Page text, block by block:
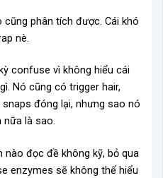
phân tích được. Cái khó
nè.
confuse vì không hiểu cái
Nó cũng có trigger hair,
đóng lại, nhưng sao nó
nữa là sao.
nào đọc đề không kỹ, bỏ qua
enzymes sẽ không thể hiểu